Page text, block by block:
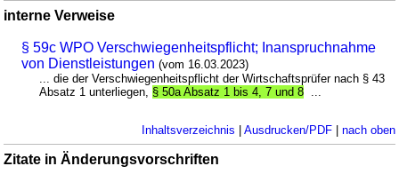
interne Verweise
§ 59c WPO Verschwiegenheitspflicht; Inanspruchnahme
von Dienstleistungen (vom 16.03.2023)
... die der Verschwiegenheitspflicht der Wirtschaftsprüfer nach § 43
Absatz 1 unterliegen, § 50a Absatz 1 bis 4, 7 und 8
Inhaltsverzeichnis | Ausdrucken/PDF| nach oben
Zitate in Änderungsvorschriften